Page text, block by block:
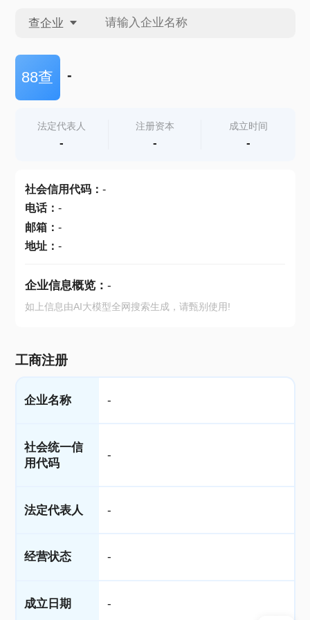
查企业
查企业
查产地
88查 -
法定代表人
-
注册资本
-
成立时间
-
社会信用代码： -
电话： -
邮箱： -
地址： -
企业信息概览： -
如上信息由AI大模型全网搜索生成，请甄别使用!
工商注册
企业名称 -
社会统一信
用代码
-
法定代表人 -
经营状态 -
成立日期 -